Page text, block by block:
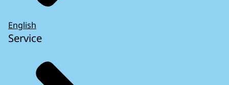
English
Service